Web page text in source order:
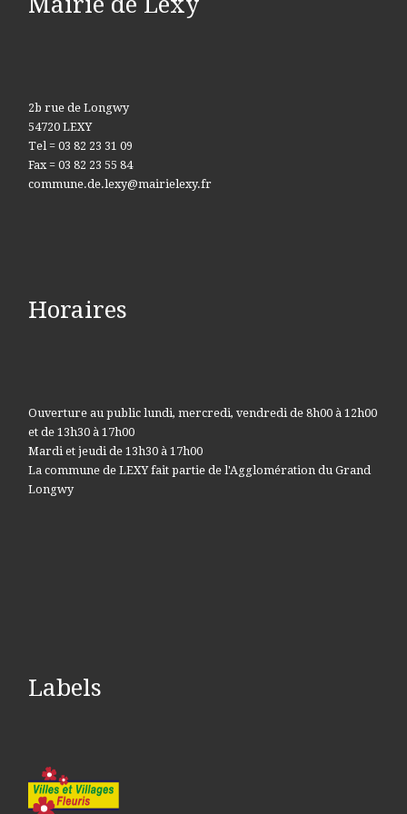
2b rue de Longwy
54720 LEXY
Tel = 03 82 23 31 09
Fax = 03 82 23 55 84
commune.de.lexy@mairielexy.fr
Horaires
Ouverture au public lundi, mercredi, vendredi de 8h00 à 12h00
et de 13h30 à 17h00
Mardi et jeudi de 13h30 à 17h00
La commune de LEXY fait partie de l'Agglomération du Grand
Longwy
Labels